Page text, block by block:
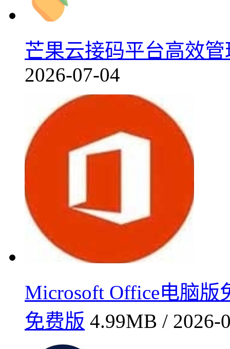
芒果云接码平台高效
2026-07-04
Microsoft Office电脑版
免费版 4.99MB / 2026-